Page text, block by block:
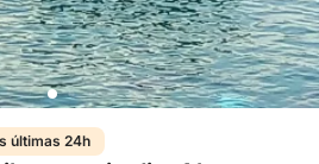
últimas 24h